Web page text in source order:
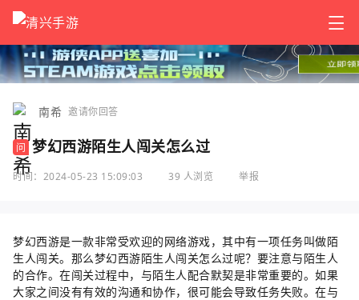
南希 邀请你回答
问 梦幻西游陌生人闯关怎么过
时间：2024-05-23 15:09:03 39 人浏览 举报
梦幻西游是一款非常受欢迎的网络游戏，其中有一项任务叫做陌
生人闯关。那么梦幻西游陌生人闯关怎么过呢？要注意与陌生人
的合作。在闯关过程中，与陌生人配合默契是非常重要的。如果
大家之间没有有效的沟通和协作，很可能会导致任务失败。在与